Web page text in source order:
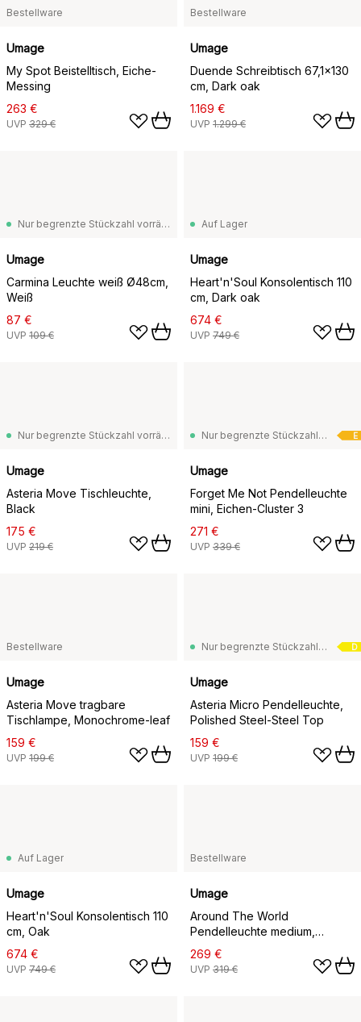
Bestellware
Umage
My Spot Beistelltisch, Eiche-
Messing
263 €
UVP 329 €
Bestellware
Umage
Duende Schreibtisch 67,1x130
cm, Dark oak
1.169 €
UVP 1.299 €
Nur begrenzte Stückzahl vorrätig
Umage
Carmina Leuchte weiß Ø48cm,
Weiß
87 €
UVP 109 €
Auf Lager
Umage
Heart'n'Soul Konsolentisch 110
cm, Dark oak
674 €
UVP 749 €
Nur begrenzte Stückzahl vorrätig
Umage
Asteria Move Tischleuchte,
Black
175 €
UVP 219 €
E
Nur begrenzte Stückzahl vorrätig
Umage
Forget Me Not Pendelleuchte
mini, Eichen-Cluster 3
271 €
UVP 339 €
Bestellware
Umage
Asteria Move tragbare
Tischlampe, Monochrome-leaf
159 €
UVP 199 €
D
Nur begrenzte Stückzahl vorrätig
Umage
Asteria Micro Pendelleuchte,
Polished Steel-Steel Top
159 €
UVP 199 €
Auf Lager
Umage
Heart'n'Soul Konsolentisch 110
cm, Oak
674 €
UVP 749 €
Bestellware
Umage
Around The World
Pendelleuchte medium,
Schwarz
269 €
UVP 319 €